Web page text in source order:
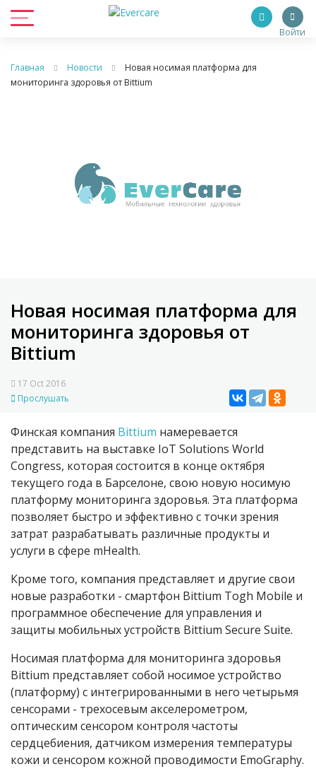
Войти
Главная Новости
Новая носимая платформа для
мониторинга здоровья от Bittium
Новая носимая платформа для
мониторинга здоровья от
Bittium
17 Oct 2016
Прослушать
Финская компания Bittium намеревается
представить на выставке IoT Solutions World
Congress, которая состоится в конце октября
текущего года в Барселоне, свою новую носимую
платформу мониторинга здоровья. Эта платформа
позволяет быстро и эффективно с точки зрения
затрат разрабатывать различные продукты и
услуги в сфере mHealth.
Кроме того, компания представляет и другие свои
новые разработки - смартфон Bittium Togh Mobile и
программное обеспечение для управления и
защиты мобильных устройств Bittium Secure Suite.
Носимая платформа для мониторинга здоровья
Bittium представляет собой носимое устройство
(платформу) с интегрированными в него четырьмя
сенсорами - трехосевым акселерометром,
оптическим сенсором контроля частоты
сердцебиения, датчиком измерения температуры
кожи и сенсором кожной проводимости EmoGraphy.